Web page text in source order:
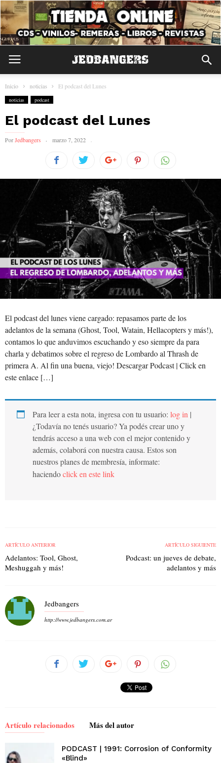
Inicio noticias El podcast del Lunes
noticias podcast
El podcast del Lunes
PorJedbangers marzo 7, 2022
El podcast del lunes viene cargado: repasamos parte de los
adelantos de la semana (Ghost, Tool, Watain, Hellacopters y más!),
contamos lo que anduvimos escuchando y eso siempre da para
charla y debatimos sobre el regreso de Lombardo al Thrash de
primera A. Al fin una buena, viejo! Descargar Podcast | Click en
este enlace […]
Para leer a esta nota, ingresa con tu usuario: log in |
¿Todavía no tenés usuario? Ya podés crear uno y
tendrás acceso a una web con el mejor contenido y
además, colaborá con nuestra causa. Estos son
nuestros planes de membresía, informate:
haciendoclick en este link
ARTÍCULO ANTERIOR
Adelantos: Tool, Ghost,
Meshuggah y más!
ARTÍCULO SIGUIENTE
Podcast: un jueves de debate,
adelantos y más
Jedbangers
http://www.jedbangers.com.ar
Artículo relacionados Más del autor
PODCAST | 1991: Corrosion of Conformity
«Blind»